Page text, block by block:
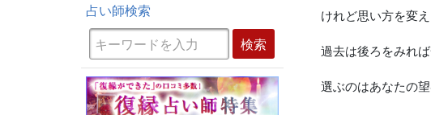
占い師検索 けれど思い方を変
過去は後ろをみれ
選ぶのはあなたの